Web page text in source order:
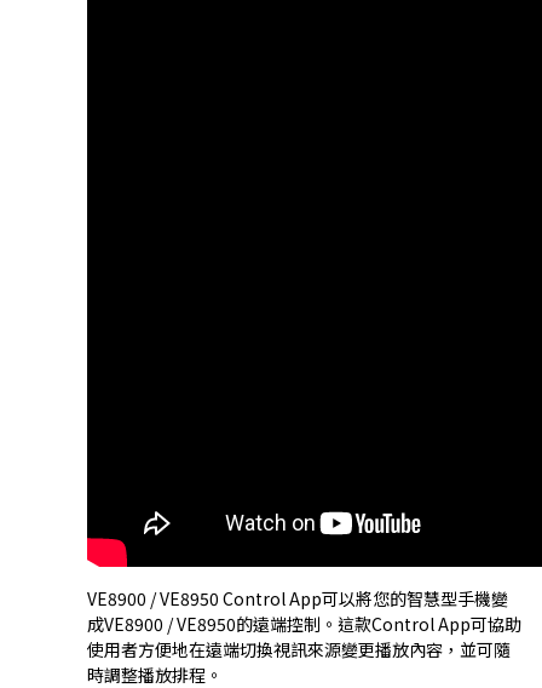
VE8900 / VE8950 Control App可以將您的智慧型手機變
成VE8900 / VE8950的遠端控制。這款Control App可協助
使用者方便地在遠端切換視訊來源變更播放內容，並可隨
時調整播放排程。